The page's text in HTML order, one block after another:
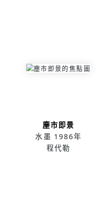
塵市即景
水墨 1986年
程代勒